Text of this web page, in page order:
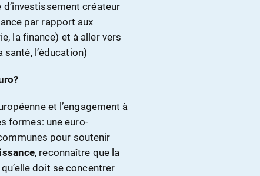
créateur
par rapport aux
la finance) et à aller vers
l’éducation)
et l’engagement à
formes: une euro-
pour soutenir
, reconnaître que la
doit se concentrer